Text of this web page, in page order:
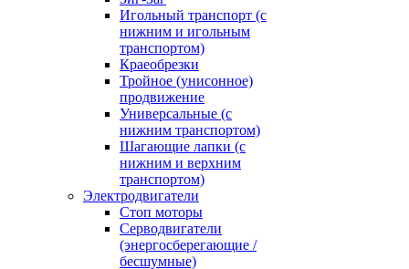
Игольный транспорт (с
нижним и игольным
транспортом)
Краеобрезки
Тройное (унисонное)
продвижение
Универсальные (с
нижним транспортом)
Шагающие лапки (с
нижним и верхним
транспортом)
Электродвигатели
Стоп моторы
Серводвигатели
(энергосберегающие /
бесшумные)